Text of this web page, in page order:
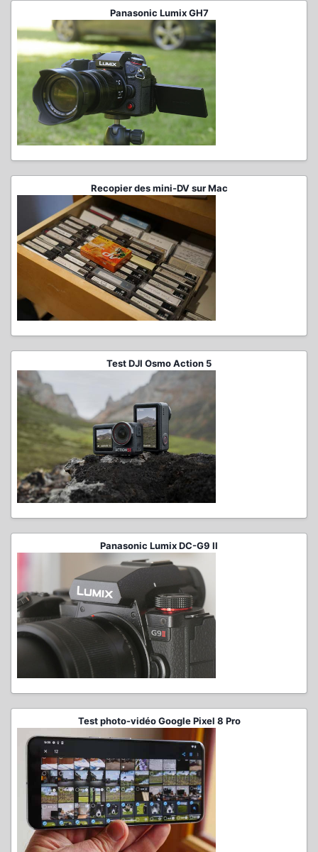
Panasonic Lumix GH7
Recopier des mini-DV sur Mac
Test DJI Osmo Action 5
Panasonic Lumix DC-G9 II
Test photo-vidéo Google Pixel 8 Pro